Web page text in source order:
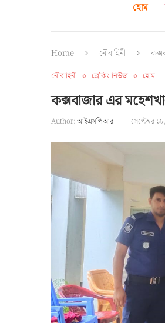
হোম
Home নৌবাহিনী
নৌবাহিনী ব্রেকিং নিউজ হোম
কক্সবাজার এর
Author:আইএসপিআর সেপ্টেম্বর